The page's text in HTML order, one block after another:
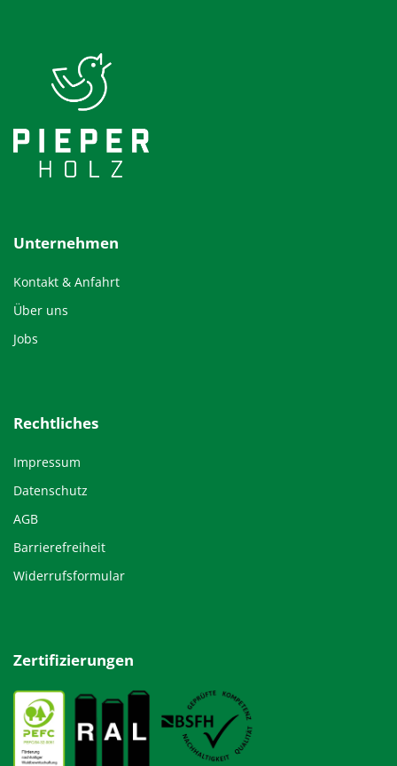
Unternehmen
Kontakt & Anfahrt
Über uns
Jobs
Rechtliches
Impressum
Datenschutz
AGB
Barrierefreiheit
Widerrufsformular
Zertifizierungen